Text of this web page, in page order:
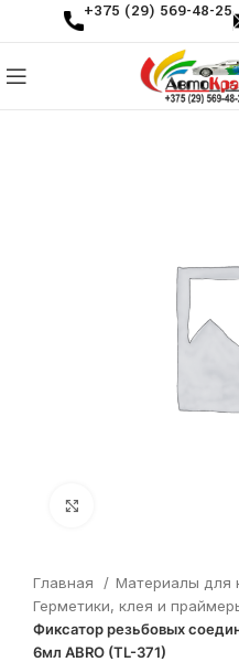
+375 (29) 569-48-25
Главная
Материалы для
Герметики, клея и
Фиксатор резьбовых
6мл ABRO (TL-371)